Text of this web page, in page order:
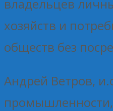
владельцев
хозяйств и
обществ без
Андрей Ветров,